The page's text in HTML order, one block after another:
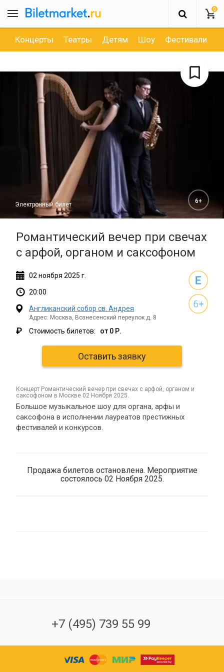
0
Концерты Театры Детям Шоу Фестивали
Романтический вечер при свечах
с арфой, органом и саксофоном
Электронный билет 6+
02 ноября 2025 г.
20:00
Англиканский собор св. Андрея
Адрес: Москва, Вознесенский переулок д. 8
₽ Стоимость билетов: от 0 Р.
Оставить заявку
концерт Романтический вечер при свечах с арфой, органом и
саксофоном в Москве 02 Ноября 2025.
Большое музыкальное шоу для органа, арфы и
саксофона в исполнении лауреатов престижных
фестивалей и конкурсов.
Продажа билетов остановлена. Мероприятие
состоялось 02 Ноября 2025.
+7 (495) 739 55 99